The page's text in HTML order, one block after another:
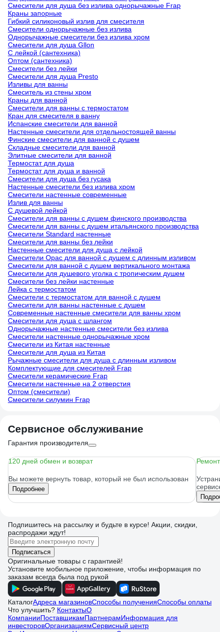
Смесители для душа без излива однорычажные Frap
Краны запорные
Гибкий силиконовый излив для смесителя
Смесители однорычажные без излива
Однорычажные смесители без излива хром
Смесители для душа Gllon
С лейкой (сантехника)
Оптом (сантехника)
Смесители без лейки
Смесители для душа Presto
Изливы для ванны
Смеситель из стены хром
Краны для ванной
Смесители для ванны с термостатом
Кран для смесителя в ванну
Испанские смесители для ванной
Настенные смесители для отдельностоящей ванны
Финские смесители для ванной с душем
Складные смесители для ванной
Элитные смесители для ванной
Термостат для душа
Термостат для душа и ванной
Смесители для душа без гусака
Настенные смесители без излива хром
Смесители настенные современные
Излив для ванны
С душевой лейкой
Смесители для ванны с душем финского производства
Смесители для ванны с душем итальянского производства
Смесители Standard настенные
Смесители для ванны без лейки
Настенные смесители для душа с лейкой
Смесители Орас для ванной с душем с длинным изливом
Смесители для ванной с душем вертикального монтажа
Смесители для душевого уголка с тропическим душем
Смесители без лейки настенные
Лейка с термостатом
Смесители с термостатом для ванной с душем
Смесители для ванны настенные с душем
Современные настенные смесители для ванны хром
Смесители для душа с шлангом
Однорычажные настенные смесители без излива
Смесители настенные однорычажные хром
Смесители из Китая настенные
Смесители для душа из Китая
Рычажные смесители для душа с длинным изливом
Комплектующие для смесителей Frap
Смесители керамические Frap
Смесители настенные на 2 отверстия
Оптом (смесители)
Смесители силумин Frap
Сервисное обслуживание
Гарантия производителя
120 дней обмен и возврат
Вы можете вернуть товар, который не был использован
Подробнее
Подпишитесь на рассылку и будьте в курсе! Акции, скидки,
распродажи ждут!
Подписаться
Оригинальные товары с гарантией!
Установите мобильное приложение, чтобы информация по
заказам всегда была под рукой
КаталогАдреса магазиновСпособы полученияСпособы оплаты
Что улучшить? КонтактыО
КомпанииПоставщикамПартнерамИнформация для
инвесторовОрганизациямСервисный центр